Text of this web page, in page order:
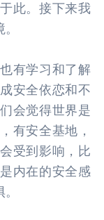
此。接下来我
有学习和了解
安全依恋和不
会觉得世界是
有安全基地，
受到影响，比
内在的安全感